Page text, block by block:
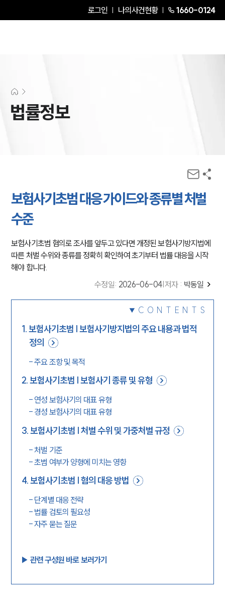
로그인 나의사건현황 1660-0124
법률정보
보험사기초범 대응 가이드와 종류별 처벌
수준
보험사기초범 혐의로 조사를 앞두고 있다면 개정된 보험사기방지법에
따른 처벌 수위와 종류를 정확히 확인하여 초기부터 법률 대응을 시작
해야 합니다.
수정일: 2026-06-04 저자 : 박동일
CONTENTS
1.보험사기초범 | 보험사기방지법의 주요 내용과 법적
정의
-주요 조항 및 목적
2.보험사기초범 | 보험사기 종류 및 유형
-연성 보험사기의 대표 유형
- 경성 보험사기의 대표 유형
3.보험사기초범 | 처벌 수위 및 가중처벌 규정
-처벌 기준
-초범 여부가 양형에 미치는 영향
4.보험사기초범 | 혐의 대응 방법
- 단계별 대응 전략
- 법률 검토의 필요성
-자주 묻는 질문
▶︎ 관련 구성원 바로 보러가기